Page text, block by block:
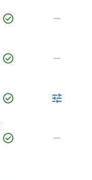
check_circle remove
check_circle remove
check_circle tune
check_circle remove